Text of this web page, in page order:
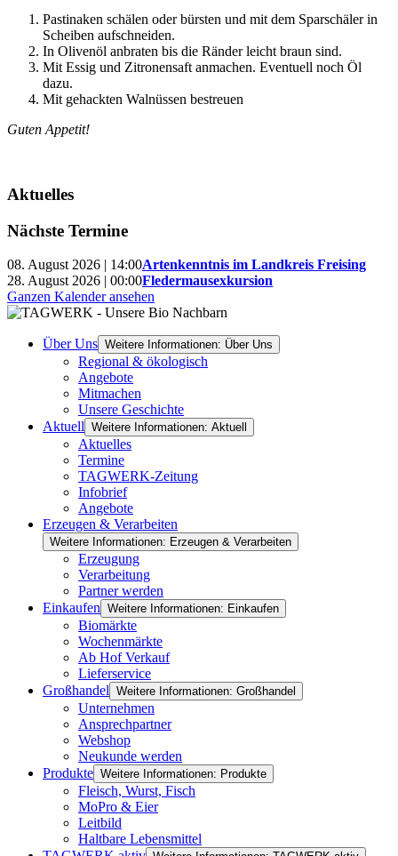
Pastinaken schälen oder bürsten und mit dem Sparschäler in
Scheiben aufschneiden.
In Olivenöl anbraten bis die Ränder leicht braun sind.
Mit Essig und Zitronensaft anmachen. Eventuell noch Öl
dazu.
Mit gehackten Walnüssen bestreuen
Guten Appetit!
Aktuelles
Nächste Termine
08. August 2026 | 14:00Artenkenntnis im Landkreis Freising
28. August 2026 | 00:00Fledermausexkursion
Ganzen Kalender ansehen
Über Uns Weitere Informationen: Über Uns
Regional & ökologisch
Angebote
Mitmachen
Unsere Geschichte
Aktuell Weitere Informationen: Aktuell
Aktuelles
Termine
TAGWERK-Zeitung
Infobrief
Angebote
Erzeugen & Verarbeiten
Weitere Informationen: Erzeugen & Verarbeiten
Erzeugung
Verarbeitung
Partner werden
Einkaufen Weitere Informationen: Einkaufen
Biomärkte
Wochenmärkte
Ab Hof Verkauf
Lieferservice
Großhandel Weitere Informationen: Großhandel
Unternehmen
Ansprechpartner
Webshop
Neukunde werden
Produkte Weitere Informationen: Produkte
Fleisch, Wurst, Fisch
MoPro & Eier
Leitbild
Haltbare Lebensmittel